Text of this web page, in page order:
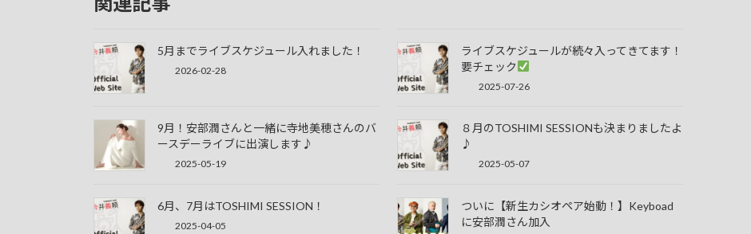
5月までライブスケジュール入れました！
2026-02-28
ライブスケジュールが続々入ってきてます！
要チェック
2025-07-26
9月！安部潤さんと一緒に寺地美穂さんのバ
ースデーライブに出演します♪
2025-05-19
８月のTOSHIMI SESSIONも決まりましたよ
♪
2025-05-07
6月、7月はTOSHIMI SESSION！
2025-04-05
ついに【新生カシオペア始動！】Keyboad
に安部潤さん加入